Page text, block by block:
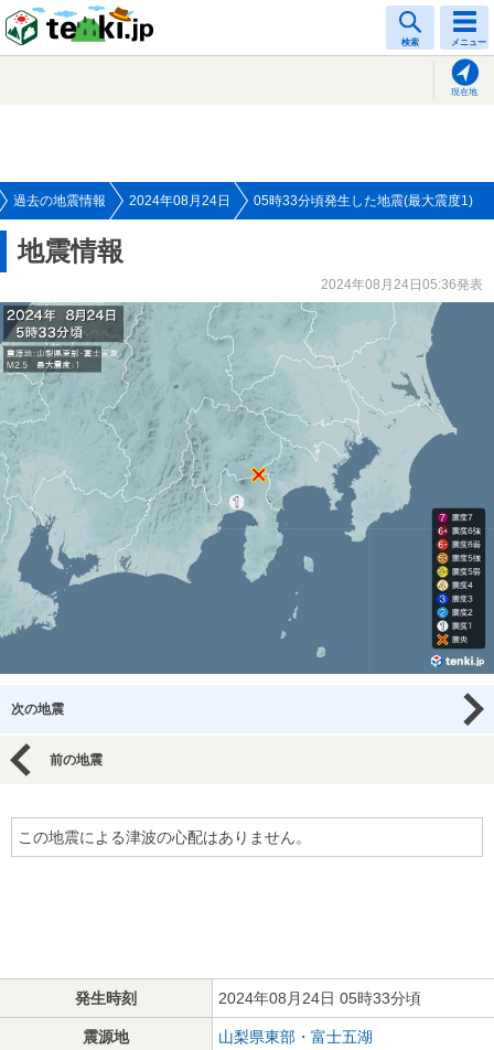
検索 メニュー
現在地
過去の地震情報 2024年08月24日 05時33分頃発生した地震(最大震度1)
地震情報
2024年08月24日05:36発表
次の地震
前の地震
この地震による津波の心配はありません。
発生時刻 2024年08月24日 05時33分頃
震源地 山梨県東部・富士五湖